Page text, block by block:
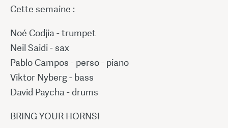
Cette semaine :
Noé Codjia - trumpet
Neil Saidi - sax
Pablo Campos - perso - piano
Viktor Nyberg - bass
David Paycha - drums
BRING YOUR HORNS!